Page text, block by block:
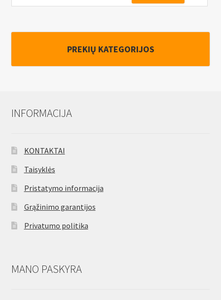
PREKIŲ KATEGORIJOS
INFORMACIJA
KONTAKTAI
Taisyklės
Pristatymo informacija
Grąžinimo garantijos
Privatumo politika
MANO PASKYRA